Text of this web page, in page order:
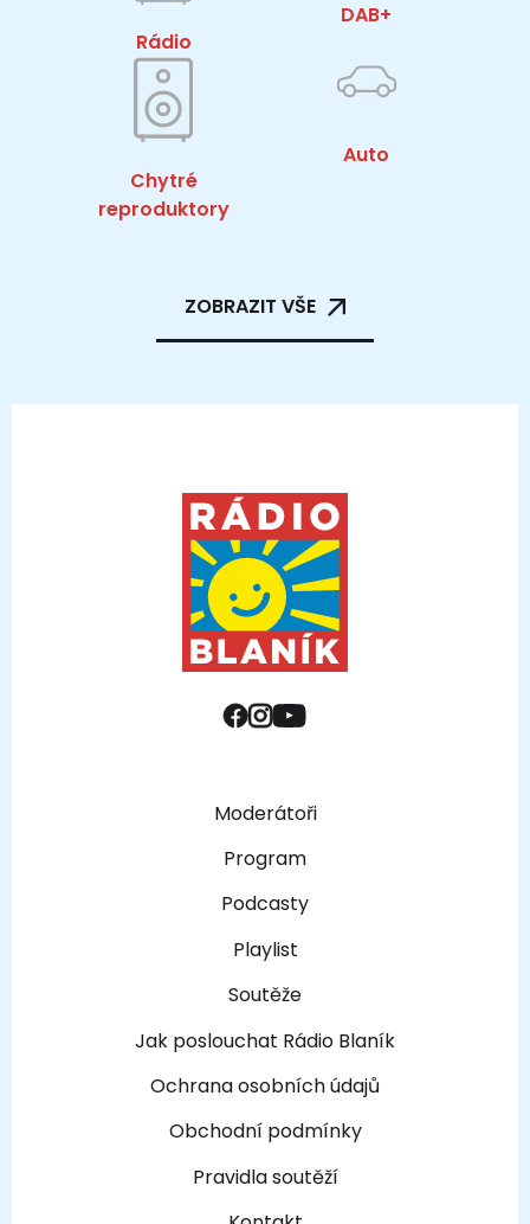
Rádio
DAB+
Chytré
reproduktory
Auto
ZOBRAZIT VŠE
Moderátoři
Program
Podcasty
Playlist
Soutěže
Jak poslouchat Rádio Blaník
Ochrana osobních údajů
Obchodní podmínky
Pravidla soutěží